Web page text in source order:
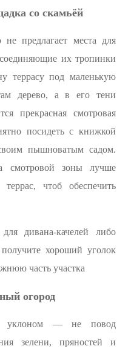
со скамьёй
предлагает места для
их тропинки
террасу под маленькую
дерево, а в его тени
прекрасная смотровая
посидеть с книжкой
пышноватым садом.
смотровой зоны лучше
чтоб обеспечить
дивана-качелей либо
хороший уголок
часть участка
огород
уклоном — не повод
зелени, пряностей и